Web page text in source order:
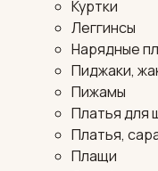
Куртки
Леггинсы
Нарядные
Пиджаки,
Пижамы
Платья для
Платья,
Плащи